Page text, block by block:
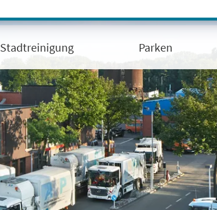
Stadtreinigung Parken